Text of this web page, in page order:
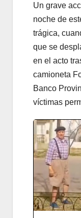
Un grave
noche de
trágica,
que se
en el acto
camioneta
Banco
víctimas